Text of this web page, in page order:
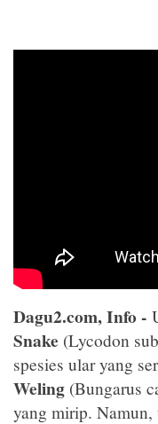
Dagu2.com, Info -
Snake (Lycodon
spesies ular yang
Weling (Bungarus
yang mirip.